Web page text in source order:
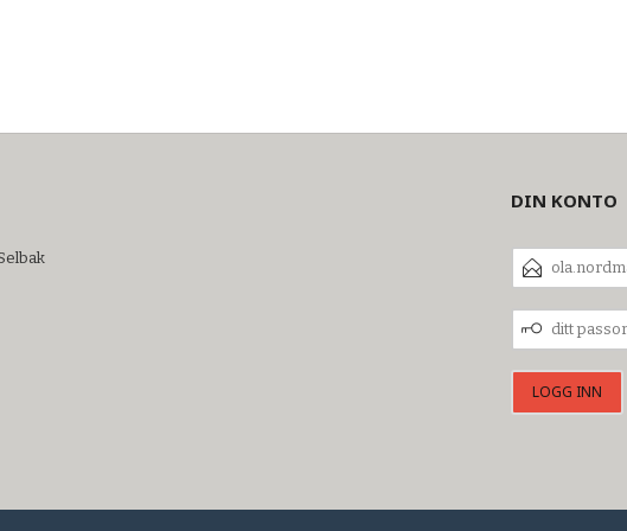
DIN KONTO
E-
POSTADRESSE
DITT
PASSORD